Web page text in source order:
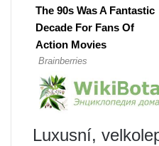
Luxusní,